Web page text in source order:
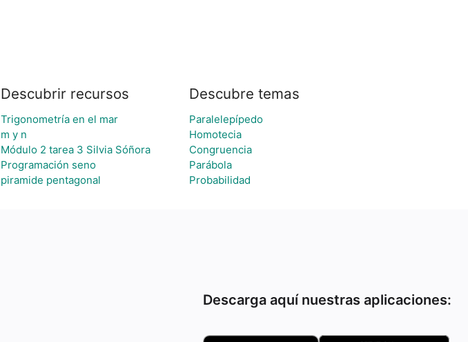
Descubrir recursos
Trigonometría en el mar
m y n
Módulo 2 tarea 3 Silvia Sóñora
Programación seno
piramide pentagonal
Descubre temas
Paralelepípedo
Homotecia
Congruencia
Parábola
Probabilidad
Descarga aquí nuestras aplicaciones: